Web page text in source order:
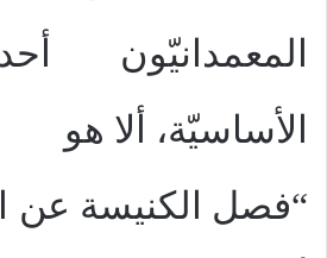
المعمدانيّون
الأساسيّة، ألا هو
“فصل الكنيسة عن